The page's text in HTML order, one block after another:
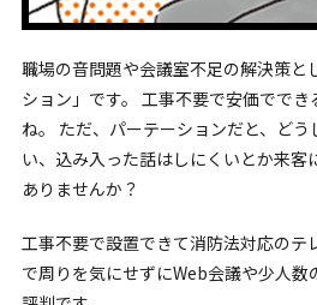
職場の音問題や会議室不足の解決策と
ション」です。 工事不要で安価でで
ね。 ただ、パーテーションだと、どう
い、込み入った話はしにくいとか来客
ありませんか？
工事不要で設置できて消防法対応のテ
で周りを気にせずにWeb会議や少人数